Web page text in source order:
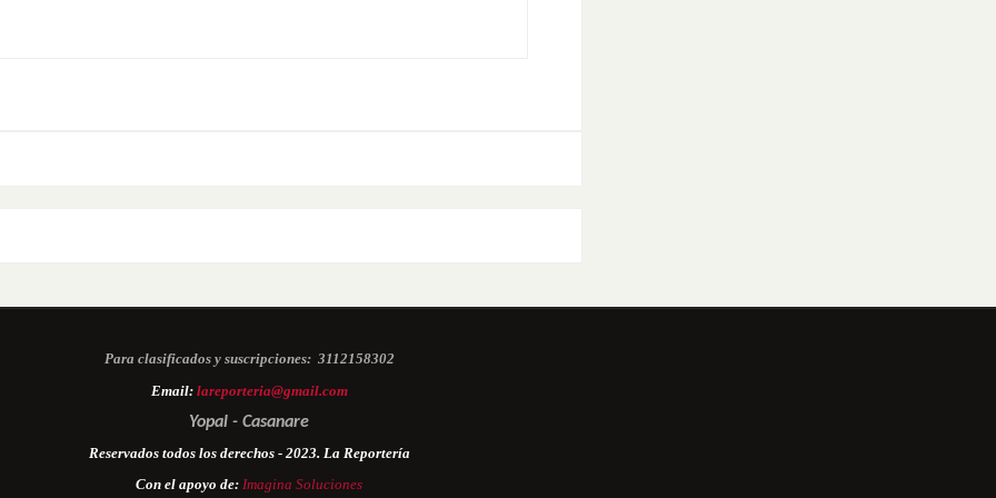
Para clasificados y suscripciones: 3112158302
Email: lareporteria@gmail.com
Yopal - Casanare
Reservados todos los derechos - 2023. La Reportería
Con el apoyo de: Imagina Soluciones